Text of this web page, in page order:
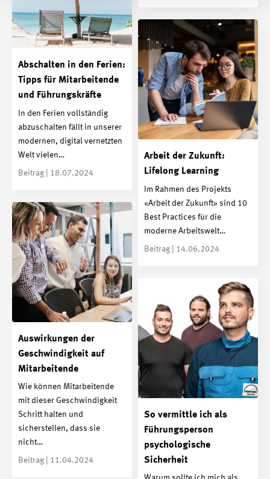
Abschalten in den Ferien:
Tipps für Mitarbeitende
und Führungskräfte
In den Ferien vollständig
abzuschalten fällt in unserer
modernen, digital vernetzten
Welt vielen…
Beitrag | 18.07.2024
Arbeit der Zukunft:
Lifelong Learning
Im Rahmen des Projekts
«Arbeit der Zukunft» sind 10
Best Practices für die
moderne Arbeitswelt…
Beitrag | 14.06.2024
Auswirkungen der
Geschwindigkeit auf
Mitarbeitende
Wie können Mitarbeitende
mit dieser Geschwindigkeit
Schritt halten und
sicherstellen, dass sie
nicht…
Beitrag | 11.04.2024
So vermittle ich als
Führungsperson
psychologische
Sicherheit